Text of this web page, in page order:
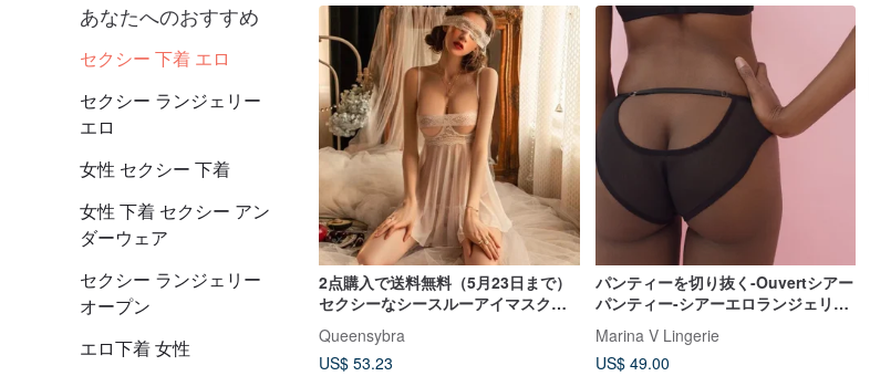
あなたへのおすすめ
セクシー 下着 エロ
セクシー ランジェリー
エロ
女性 セクシー 下着
女性 下着 セクシー アン
ダーウェア
セクシー ランジェリー
オープン
エロ下着 女性
2点購入で送料無料（5月23日まで）
セクシーなシースルーアイマスクセ
ット
Queensybra
US$ 53.23
パンティーを切り抜く-Ouvertシアー
パンティー-シアーエロランジェリー
キーホール下着
Marina V Lingerie
US$ 49.00